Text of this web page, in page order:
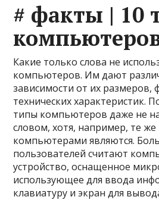
# факты | 10
Какие только слова не
компьютеров. Им дают
зависимости от их размеров,
технических характеристик.
типы компьютеров даже не
словом, хотя, например, те
компьютерами являются.
пользователей считают
устройство, оснащенное
использующее для ввода
клавиатуру и экран для